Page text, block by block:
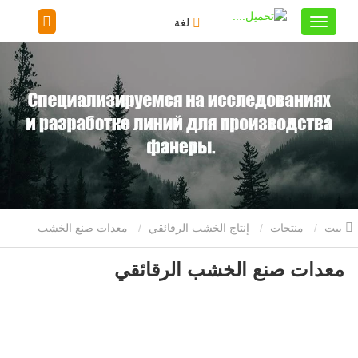
لغة
منتجات إنتاج الخشب الرقائقي معدات صنع الخشب
الرقائقي
معدات صنع الخشب الرقائقي